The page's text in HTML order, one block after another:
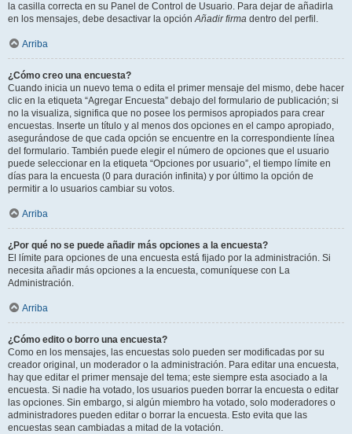
la casilla correcta en su Panel de Control de Usuario. Para dejar de añadirla
en los mensajes, debe desactivar la opciónAñadir firma dentro del perfil.
Arriba
¿Cómo creo una encuesta?
Cuando inicia un nuevo tema o edita el primer mensaje del mismo, debe hacer
clic en la etiqueta “Agregar Encuesta” debajo del formulario de publicación; si
no la visualiza, significa que no posee los permisos apropiados para crear
encuestas. Inserte un título y al menos dos opciones en el campo apropiado,
asegurándose de que cada opción se encuentre en la correspondiente línea
del formulario. También puede elegir el número de opciones que el usuario
puede seleccionar en la etiqueta “Opciones por usuario”, el tiempo límite en
días para la encuesta (0 para duración infinita) y por último la opción de
permitir a lo usuarios cambiar su votos.
Arriba
¿Por qué no se puede añadir más opciones a la encuesta?
El límite para opciones de una encuesta está fijado por la administración. Si
necesita añadir más opciones a la encuesta, comuníquese con La
Administración.
Arriba
¿Cómo edito o borro una encuesta?
Como en los mensajes, las encuestas solo pueden ser modificadas por su
creador original, un moderador o la administración. Para editar una encuesta,
hay que editar el primer mensaje del tema; este siempre esta asociado a la
encuesta. Si nadie ha votado, los usuarios pueden borrar la encuesta o editar
las opciones. Sin embargo, si algún miembro ha votado, solo moderadores o
administradores pueden editar o borrar la encuesta. Esto evita que las
encuestas sean cambiadas a mitad de la votación.